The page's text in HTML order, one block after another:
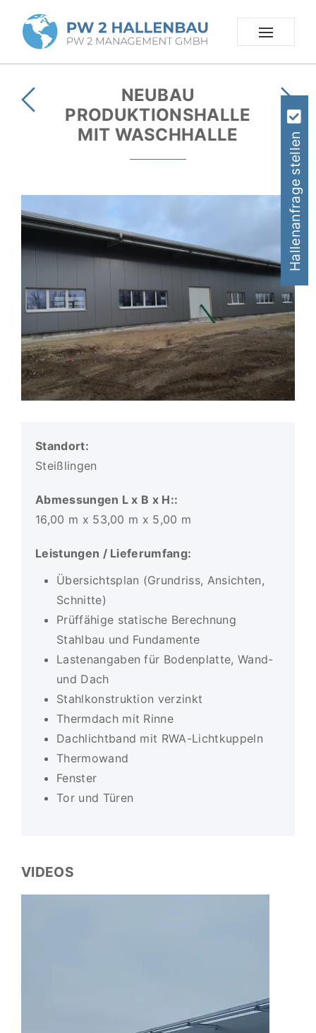
NEUBAU
PRODUKTIONSHALLE
MIT WASCHHALLE
Standort:
Steißlingen
Abmessungen L x B x H::
16,00 m x 53,00 m x 5,00 m
Leistungen / Lieferumfang:
Übersichtsplan (Grundriss, Ansichten,
Schnitte)
Prüffähige statische Berechnung
Stahlbau und Fundamente
Lastenangaben für Bodenplatte, Wand-
und Dach
Stahlkonstruktion verzinkt
Thermdach mit Rinne
Dachlichtband mit RWA-Lichtkuppeln
Thermowand
Fenster
Tor und Türen
VIDEOS
Hallenanfrage stellen